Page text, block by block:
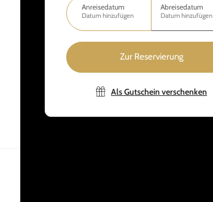
Anreisedatum
Datum hinzufügen
Abreisedatum
Datum hinzufügen
Zur Reservierung
Als Gutschein verschenken